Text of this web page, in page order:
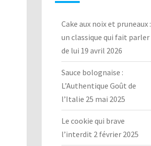
Cake aux noix et pruneaux :
un classique qui fait parler
de lui 19 avril 2026
Sauce bolognaise :
L’Authentique Goût de
l’Italie 25 mai 2025
Le cookie qui brave
l’interdit 2 février 2025